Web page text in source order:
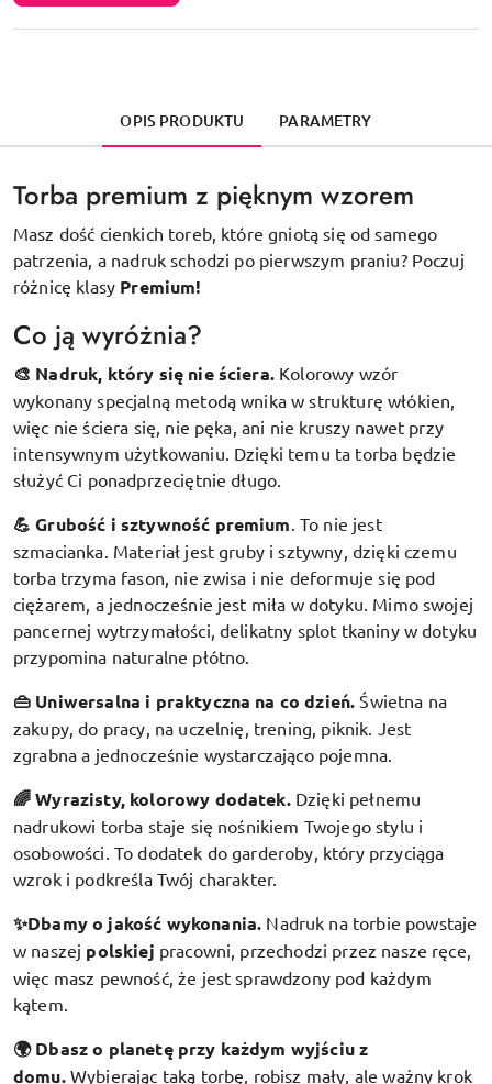
OPIS PRODUKTU PARAMETRY
Torba premium z pięknym wzorem
Masz dość cienkich toreb, które gniotą się od samego
patrzenia, a nadruk schodzi po pierwszym praniu? Poczuj
różnicę klasy Premium!
Co ją wyróżnia?
🎨 Nadruk, który się nie ściera. Kolorowy wzór
wykonany specjalną metodą wnika w strukturę włókien,
więc nie ściera się, nie pęka, ani nie kruszy nawet przy
intensywnym użytkowaniu. Dzięki temu ta torba będzie
służyć Ci ponadprzeciętnie długo.
💪 Grubość i sztywność premium. To nie jest
szmacianka. Materiał jest gruby i sztywny, dzięki czemu
torba trzyma fason, nie zwisa i nie deformuje się pod
ciężarem, a jednocześnie jest miła w dotyku. Mimo swojej
pancernej wytrzymałości, delikatny splot tkaniny w dotyku
przypomina naturalne płótno.
👜 Uniwersalna i praktyczna na co dzień. Świetna na
zakupy, do pracy, na uczelnię, trening, piknik. Jest
zgrabna a jednocześnie wystarczająco pojemna.
🌈 Wyrazisty, kolorowy dodatek. Dzięki pełnemu
nadrukowi torba staje się nośnikiem Twojego stylu i
osobowości. To dodatek do garderoby, który przyciąga
wzrok i podkreśla Twój charakter.
✨Dbamy o jakość wykonania. Nadruk na torbie powstaje
w naszej polskiej pracowni, przechodzi przez nasze ręce,
więc masz pewność, że jest sprawdzony pod każdym
kątem.
🌍 Dbasz o planetę przy każdym wyjściu z
domu. Wybierając taką torbę, robisz mały, ale ważny krok